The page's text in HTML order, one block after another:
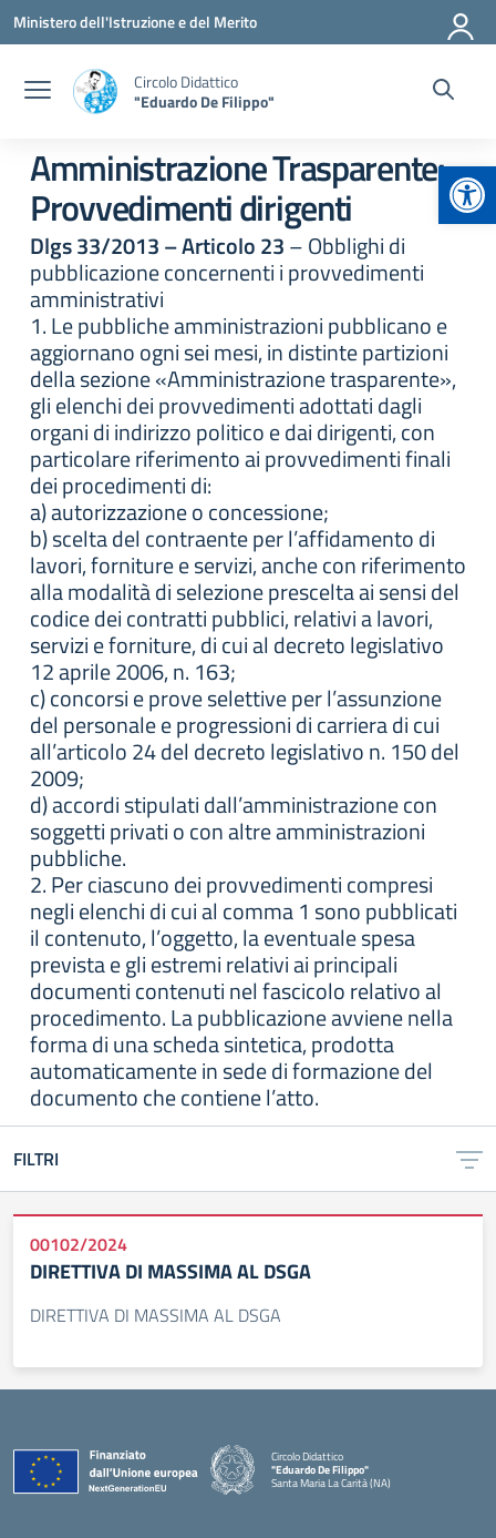
Vai ai contenuti
Vai al menu di navigazione
Vai al footer
Ministero dell'Istruzione e del Merito
Circolo Didattico
"Eduardo De Filippo"
Amministrazione Trasparente:
Provvedimenti dirigenti
Dlgs 33/2013 – Articolo 23– Obblighi di
pubblicazione concernenti i provvedimenti
amministrativi
1. Le pubbliche amministrazioni pubblicano e
aggiornano ogni sei mesi, in distinte partizioni
della sezione «Amministrazione trasparente»,
gli elenchi dei provvedimenti adottati dagli
organi di indirizzo politico e dai dirigenti, con
particolare riferimento ai provvedimenti finali
dei procedimenti di:
a) autorizzazione o concessione;
b) scelta del contraente per l’affidamento di
lavori, forniture e servizi, anche con riferimento
alla modalità di selezione prescelta ai sensi del
codice dei contratti pubblici, relativi a lavori,
servizi e forniture, di cui al decreto legislativo
12 aprile 2006, n. 163;
c) concorsi e prove selettive per l’assunzione
del personale e progressioni di carriera di cui
all’articolo 24 del decreto legislativo n. 150 del
2009;
d) accordi stipulati dall’amministrazione con
soggetti privati o con altre amministrazioni
pubbliche.
2. Per ciascuno dei provvedimenti compresi
negli elenchi di cui al comma 1 sono pubblicati
il contenuto, l’oggetto, la eventuale spesa
prevista e gli estremi relativi ai principali
documenti contenuti nel fascicolo relativo al
procedimento. La pubblicazione avviene nella
forma di una scheda sintetica, prodotta
automaticamente in sede di formazione del
documento che contiene l’atto.
FILTRI
00102/2024
DIRETTIVA DI MASSIMA AL DSGA
DIRETTIVA DI MASSIMA AL DSGA
Circolo Didattico
"Eduardo De Filippo"
Santa Maria La Carità (NA)